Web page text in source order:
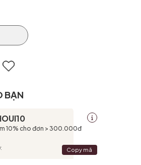
BẠN
10% cho đơn > 300.000đ
Copy mã